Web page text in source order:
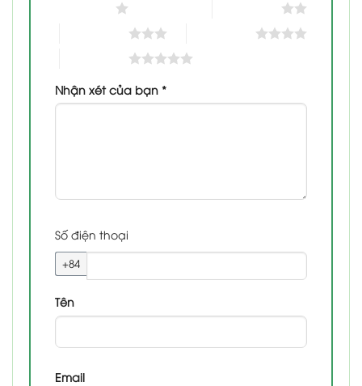
Nhận xét của bạn *
Số điện thoại
+84
Tên
Email